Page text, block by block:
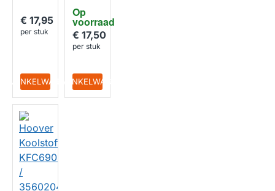
€ 17,95
per stuk
IN WINKELWAGEN
Op
voorraad
CP178
€ 17,50
per stuk
IN WINKELWAGEN